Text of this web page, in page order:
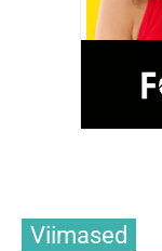
Viimased